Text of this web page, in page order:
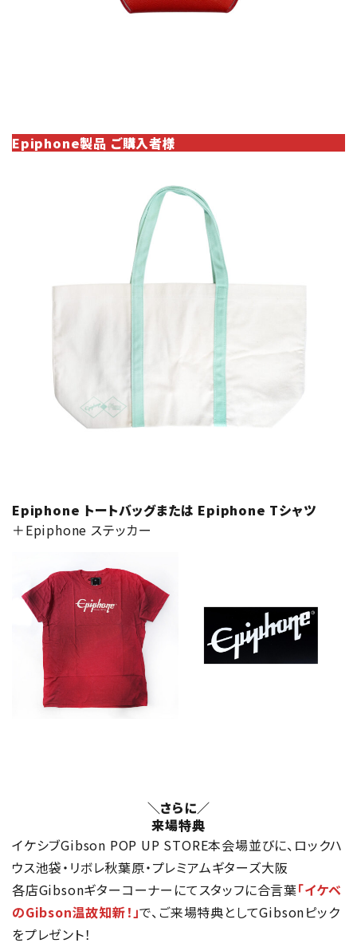
Epiphone製品 ご購入者様
Epiphone トートバッグまたは Epiphone Tシャツ
＋Epiphone ステッカー
＼さらに／
来場特典
イケシブGibson POP UP STORE本会場並びに、ロックハ
ウス池袋・リボレ秋葉原・プレミアムギターズ大阪
各店Gibsonギターコーナーにてスタッフに合言葉「イケベ
のGibson温故知新！」で、ご来場特典としてGibsonピック
をプレゼント！